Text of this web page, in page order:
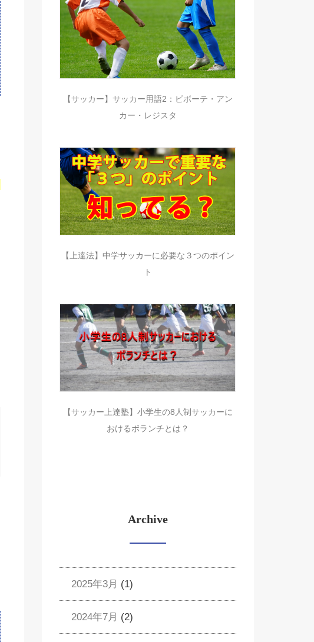
【サッカー】サッカー用語2：ピボーテ・アン
カー・レジスタ
【上達法】中学サッカーに必要な３つのポイン
ト
【サッカー上達塾】小学生の8人制サッカーに
おけるボランチとは？
Archive
2025年3月 (1)
2024年7月 (2)